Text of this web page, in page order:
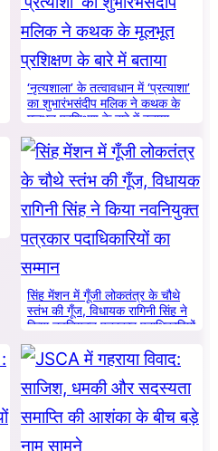
‘नृत्यशाला’ के तत्वावधान में ‘प्रत्याशा’
का शुभारंभसंदीप मलिक ने कथक के
मूलभूत प्रशिक्षण के बारे में बताया
सिंह मेंशन में गूँजी लोकतंत्र के चौथे
स्तंभ की गूँज, विधायक रागिनी सिंह ने
किया नवनियुक्त पत्रकार पदाधिकारियों
का सम्मान